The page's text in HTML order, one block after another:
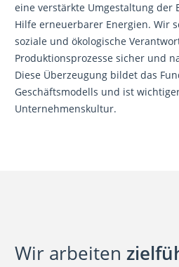
eine verstärkte Umgestaltung der
Hilfe erneuerbarer Energien. Wir
soziale und ökologische
Produktionsprozesse sicher und
Diese Überzeugung bildet das
Geschäftsmodells und ist
Unternehmenskultur.
Wir arbeiten